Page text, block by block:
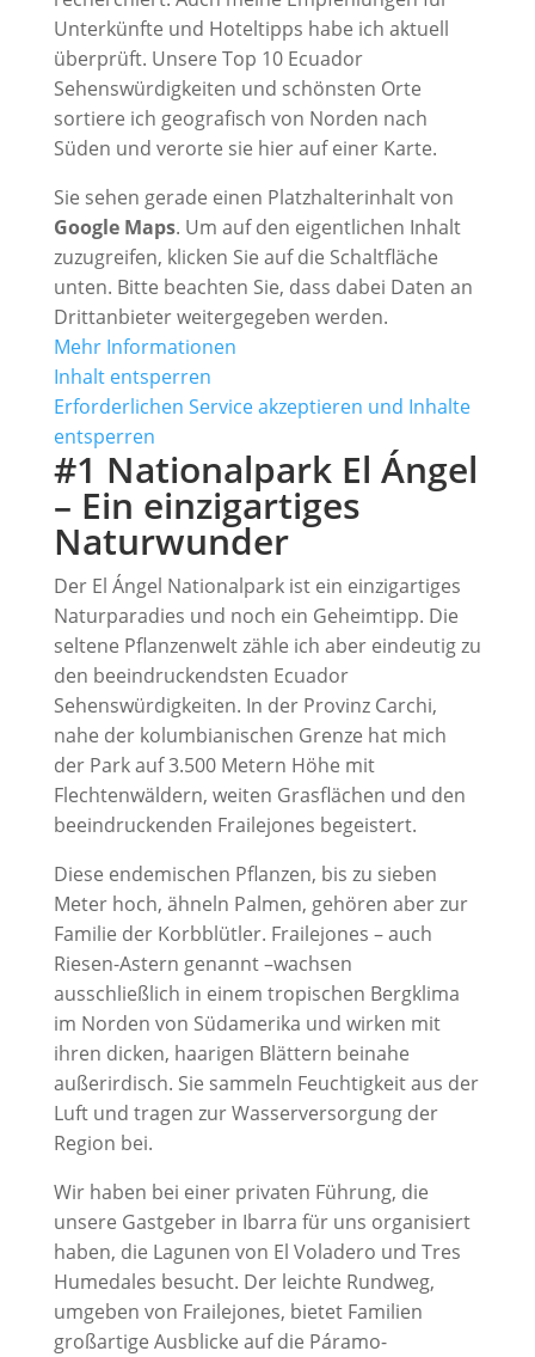
Unterkünfte und Hoteltipps habe ich aktuell
überprüft. Unsere Top 10 Ecuador
Sehenswürdigkeiten und schönsten Orte
sortiere ich geografisch von Norden nach
Süden und verorte sie hier auf einer Karte.
Sie sehen gerade einen Platzhalterinhalt von
Google Maps. Um auf den eigentlichen Inhalt
zuzugreifen, klicken Sie auf die Schaltfläche
unten. Bitte beachten Sie, dass dabei Daten an
Drittanbieter weitergegeben werden.
Mehr Informationen
Inhalt entsperren
Erforderlichen Service akzeptieren und Inhalte
entsperren
#1 Nationalpark El Ángel
– Ein einzigartiges
Naturwunder
Der El Ángel Nationalpark ist ein einzigartiges
Naturparadies und noch ein Geheimtipp. Die
seltene Pflanzenwelt zähle ich aber eindeutig zu
den beeindruckendsten Ecuador
Sehenswürdigkeiten. In der Provinz Carchi,
nahe der kolumbianischen Grenze hat mich
der Park auf 3.500 Metern Höhe mit
Flechtenwäldern, weiten Grasflächen und den
beeindruckenden Frailejones begeistert.
Diese endemischen Pflanzen, bis zu sieben
Meter hoch, ähneln Palmen, gehören aber zur
Familie der Korbblütler. Frailejones – auch
Riesen-Astern genannt –wachsen
ausschließlich in einem tropischen Bergklima
im Norden von Südamerika und wirken mit
ihren dicken, haarigen Blättern beinahe
außerirdisch. Sie sammeln Feuchtigkeit aus der
Luft und tragen zur Wasserversorgung der
Region bei.
Wir haben bei einer privaten Führung, die
unsere Gastgeber in Ibarra für uns organisiert
haben, die Lagunen von El Voladero und Tres
Humedales besucht. Der leichte Rundweg,
umgeben von Frailejones, bietet Familien
großartige Ausblicke auf die Páramo-